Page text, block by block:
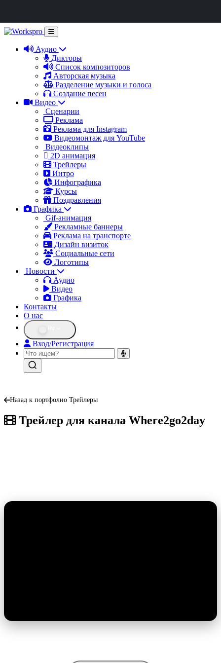
Аудио
Дикторы
Список композиторов
Авторская музыка
Разделение музыки и голоса
Создание песен
Видео
Сценарии
Реклама
Реклама для Instagram
Видеомонтаж для YouTube
Видеоклипы
2D анимация
Трейлеры
Интро
Инфографика
Курсы
Поздравления
Графика
Gif-анимация
Рекламные баннеры
Реклама на транспорте
Дизайн визиток
Социальные сети
Логотипы
Новости
Аудио
Видео
Графика
Контакты
О нас
Вход/Регистрация
Назад к портфолио Трейлеры
Трейлер для канала Where2go2day